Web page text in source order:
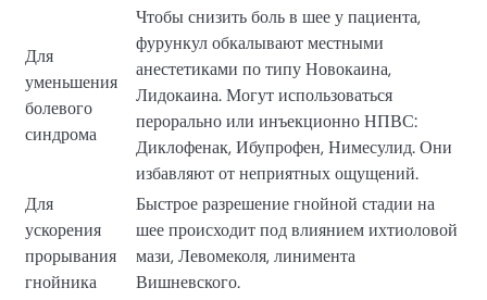
Для
уменьшения
болевого
синдрома
Чтобы снизить боль в шее у пациента,
фурункул обкалывают местными
анестетиками по типу Новокаина,
Лидокаина. Могут использоваться
перорально или инъекционно НПВС:
Диклофенак, Ибупрофен, Нимесулид. Они
избавляют от неприятных ощущений.
Для
ускорения
прорывания
гнойника
Быстрое разрешение гнойной стадии на
шее происходит под влиянием ихтиоловой
мази, Левомеколя, линимента
Вишневского.